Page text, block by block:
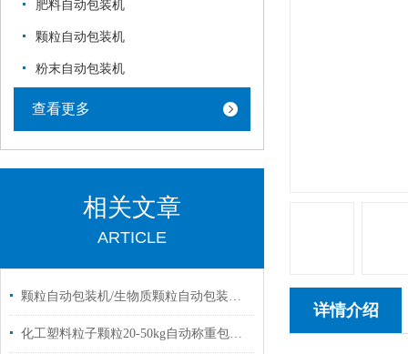
肥料自动包装机
颗粒自动包装机
粉末自动包装机
查看更多
相关文章
ARTICLE
颗粒自动包装机/生物质颗粒自动包装机厂家批发价
化工塑料粒子颗粒20-50kg自动称重包装机厂家
详情介绍